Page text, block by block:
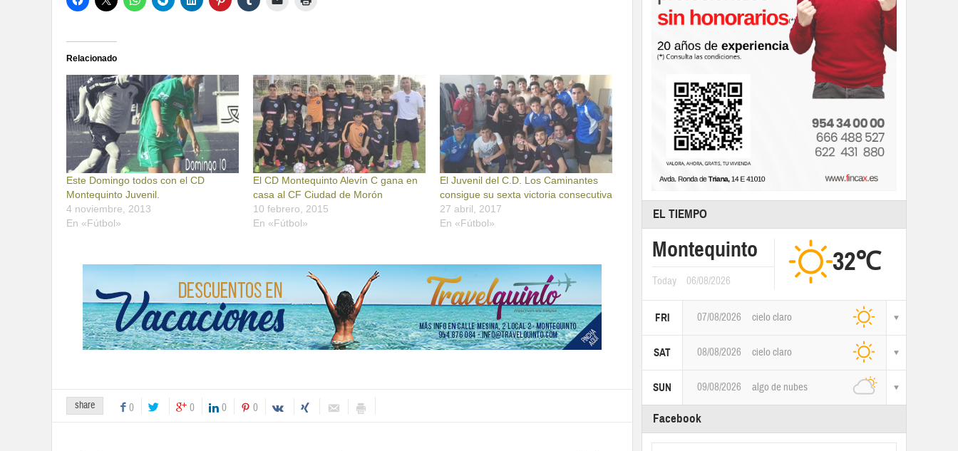
Relacionado
Este Domingo todos con el CD
Montequinto Juvenil.
4 noviembre, 2013
En «Fútbol»
El CD Montequinto Alevín C gana en
casa al CF Ciudad de Morón
10 febrero, 2015
En «Fútbol»
El Juvenil del C.D. Los Caminantes
consigue su sexta victoria consecutiva
27 abril, 2017
En «Fútbol»
share 0 0 0 0
EL TIEMPO
Montequinto
Today 06/08/2026
32℃
FRI 07/08/2026 cielo claro
SAT 08/08/2026 cielo claro
SUN 09/08/2026 algo de nubes
Facebook